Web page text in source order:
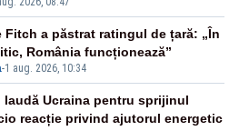
-1 aug. 2026, 10:34
Fitch a păstrat ratingul de țară: „În
România funcționează”
laudă Ucraina pentru sprijinul
reacție privind ajutorul energetic